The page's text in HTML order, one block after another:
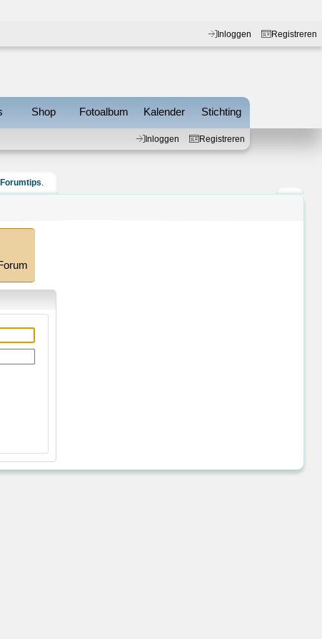
Shop Fotoalbum Kalender Stichting
Inloggen Registreren
Inloggen Registreren
Forumtips.